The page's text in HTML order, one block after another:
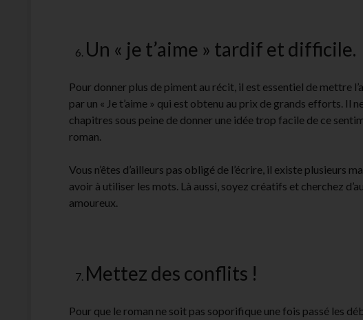
Un « je t’aime » tardif et difficile.
Pour donner plus de piment au récit, il est essentiel de mettre
par un « Je t’aime » qui est obtenu au prix de grands efforts. Il
chapitres sous peine de donner une idée trop facile de ce
roman.
Vous n’êtes d’ailleurs pas obligé de l’écrire, il existe plusieurs
avoir à utiliser les mots. Là aussi, soyez créatifs et cherchez
amoureux.
Mettez des conflits !
Pour que le roman ne soit pas soporifique une fois passé les